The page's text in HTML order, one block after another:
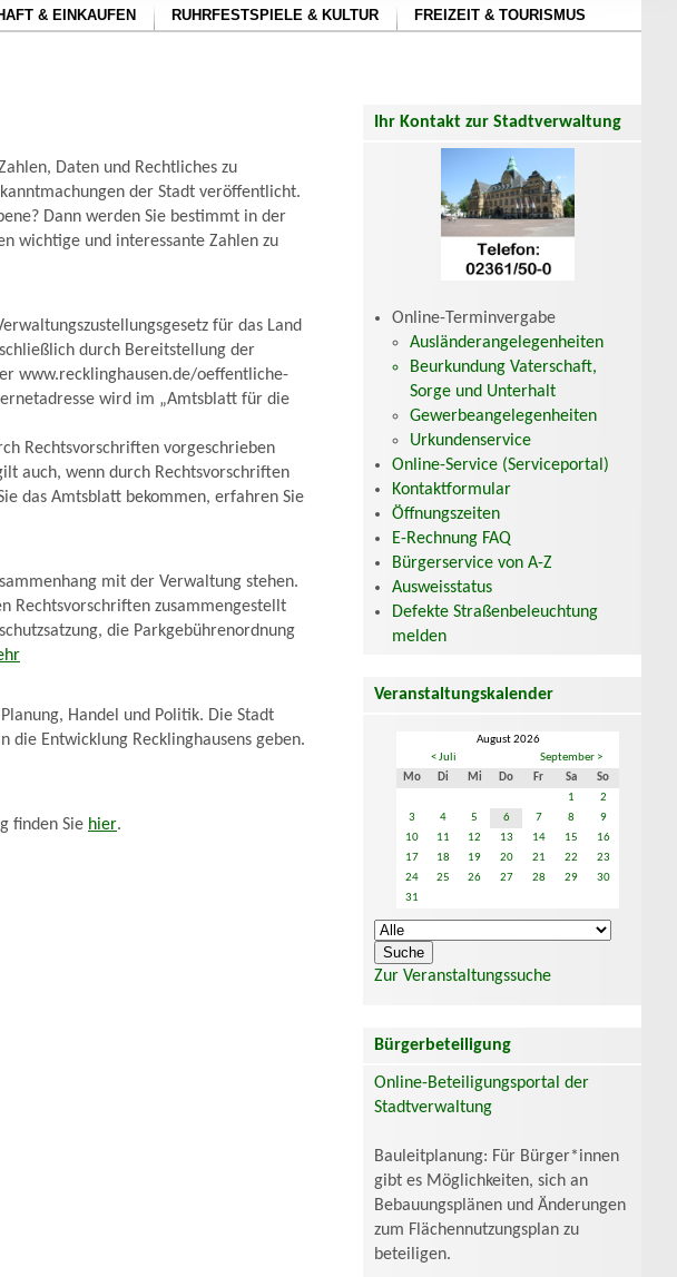
& EINKAUFEN RUHRFESTSPIELE & KULTUR FREIZEIT & TOURISMUS
Daten und Rechtliches zu
der Stadt veröffentlicht.
Dann werden Sie bestimmt in der
wichtige und interessante Zahlen zu
für das Land
durch Bereitstellung der
www.recklinghausen.de/oeffentliche-
wird im „Amtsblatt für die
Rechtsvorschriften vorgeschrieben
auch, wenn durch Rechtsvorschriften
das Amtsblatt bekommen, erfahren Sie
mit der Verwaltung stehen.
Rechtsvorschriften zusammengestellt
die Parkgebührenordnung
Handel und Politik. Die Stadt
Entwicklung Recklinghausens geben.
finden Sie hier.
Ihr Kontakt zur Stadtverwaltung
Online-Terminvergabe
Ausländerangelegenheiten
Beurkundung Vaterschaft,
Sorge und Unterhalt
Gewerbeangelegenheiten
Urkundenservice
Online-Service (Serviceportal)
Kontaktformular
Öffnungszeiten
E-Rechnung FAQ
Bürgerservice von A-Z
Ausweisstatus
Defekte Straßenbeleuchtung
melden
Veranstaltungskalender
August 2026
< Juli
September >
Mo
Di Mi Do Fr Sa
So
1
2
3
4 5 6 7 8
9
10
11 12 13 14 15
16
17
18 19 20 21 22
23
24
25 26 27 28 29
30
31
Zur Veranstaltungssuche
Bürgerbeteiligung
Online-Beteiligungsportal der
Stadtverwaltung
Bauleitplanung: Für Bürger*innen
gibt es Möglichkeiten, sich an
Bebauungsplänen und Änderungen
zum Flächennutzungsplan zu
beteiligen.